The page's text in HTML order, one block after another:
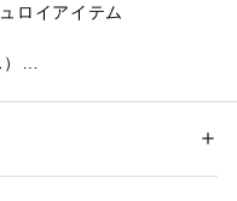
ロイアイテム
覚でも着用できる秋冬ス